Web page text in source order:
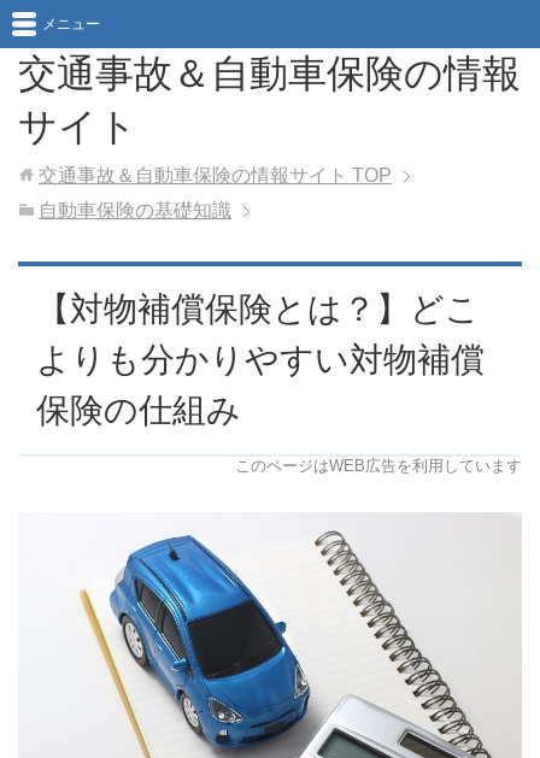
交通事故＆自動車保険の情報
サイト
メニュー
交通事故＆自動車保険の情報サイト TOP
自動車保険の基礎知識
【対物補償保険とは？】どこ
よりも分かりやすい対物補償
保険の仕組み
このページはWEB広告を利用しています